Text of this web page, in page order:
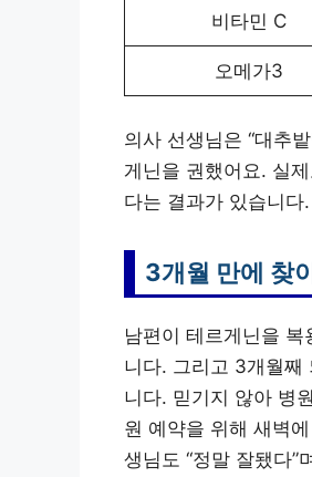
비타민 C
오메가3
의사 선생님은 “대추
게닌을 권했어요. 실
다는 결과가 있습니
3개월 만에 찾
남편이 테르게닌을 복
니다. 그리고 3개월째
니다. 믿기지 않아 병
원 예약을 위해 새벽
생님도 “정말 잘됐다